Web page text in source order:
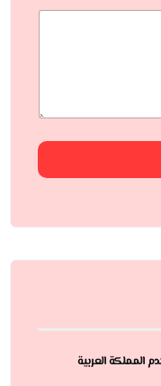
المملكة العربية